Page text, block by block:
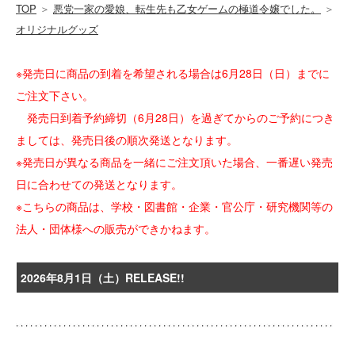
TOP ＞ 悪党一家の愛娘、転生先も乙女ゲームの極道令嬢でした。
＞
オリジナルグッズ
※発売日に商品の到着を希望される場合は6月28日（日）までに
ご注文下さい。
発売日到着予約締切（6月28日）を過ぎてからのご予約につき
ましては、発売日後の順次発送となります。
※発売日が異なる商品を一緒にご注文頂いた場合、一番遅い発売
日に合わせての発送となります。
※こちらの商品は、学校・図書館・企業・官公庁・研究機関等の
法人・団体様への販売ができかねます。
2026年8月1日（土）RELEASE!!